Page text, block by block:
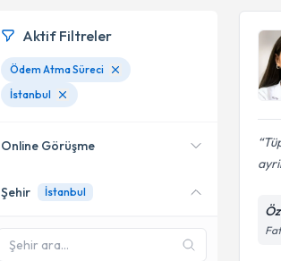
Aktif Filtreler
Ödem Atma Süreci
İstanbul
Online Görüşme
Online danışmanlık sunan
Sadeceİstanbul
Şehir İstanbul